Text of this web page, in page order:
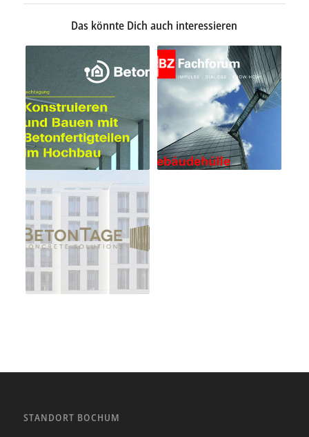
Das könnte Dich auch interessieren
STANDORT BOCHUM